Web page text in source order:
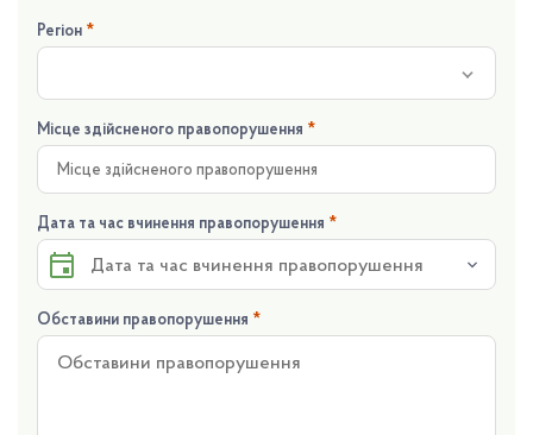
Регіон *
Місце здійсненого правопорушення *
Дата та час вчинення правопорушення *
Обставини правопорушення *